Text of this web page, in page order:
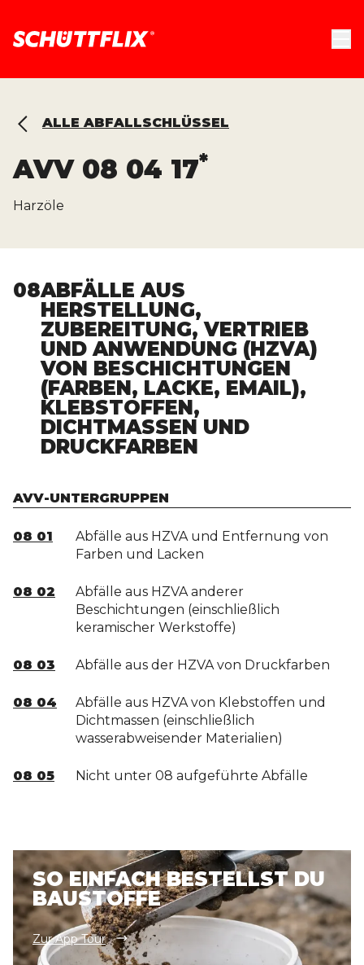
ALLE ABFALLSCHLÜSSEL
AVV 08 04 17*
Harzöle
08ABFÄLLE AUS
HERSTELLUNG,
ZUBEREITUNG, VERTRIEB
UND ANWENDUNG (HZVA)
VON BESCHICHTUNGEN
(FARBEN, LACKE, EMAIL),
KLEBSTOFFEN,
DICHTMASSEN UND
DRUCKFARBEN
AVV-UNTERGRUPPEN
08 01
Abfälle aus HZVA und Entfernung von
Farben und Lacken
08 02
Abfälle aus HZVA anderer
Beschichtungen (einschließlich
keramischer Werkstoffe)
08 03 Abfälle aus der HZVA von Druckfarben
08 04
Abfälle aus HZVA von Klebstoffen und
Dichtmassen (einschließlich
wasserabweisender Materialien)
08 05 Nicht unter 08 aufgeführte Abfälle
SO EINFACH BESTELLST DU
BAUSTOFFE
Zur App Tour